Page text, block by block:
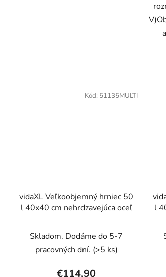
vidaXL Veľkoobjemný hrniec 50
l 40x40 cm nehrdzavejúca oceľ
Skladom. Dodáme do 5-7
pracovných dní. (>5 ks)
€114,90
Kód: 51135MULTI
l